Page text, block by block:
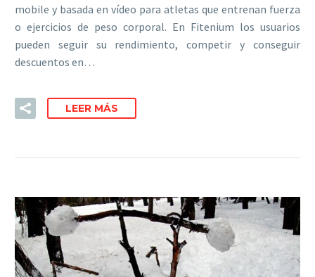
mobile y basada en vídeo para atletas que entrenan fuerza
o ejercicios de peso corporal. En Fitenium los usuarios
pueden seguir su rendimiento, competir y conseguir
descuentos en…
LEER MÁS